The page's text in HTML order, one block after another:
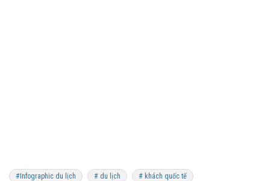
#Infographic du lịch # du lịch # khách quốc tế